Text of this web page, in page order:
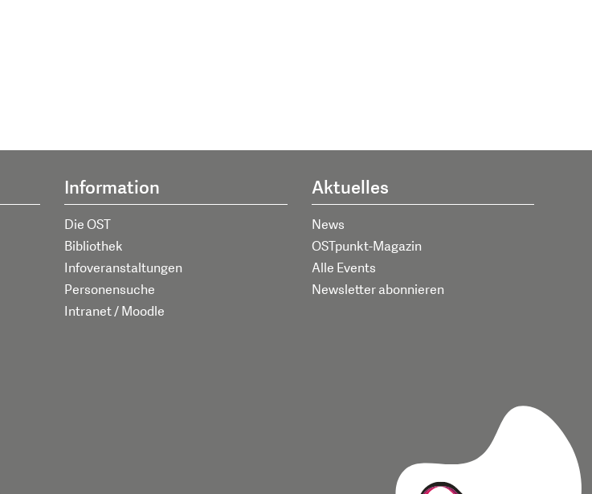
Information
Die OST
Bibliothek
Infoveranstaltungen
Personensuche
Intranet / Moodle
Aktuelles
News
OSTpunkt-Magazin
Alle Events
Newsletter abonnieren